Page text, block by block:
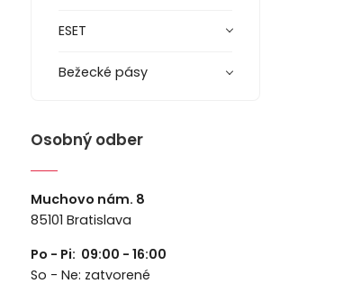
ESET
Bežecké pásy
Osobný odber
Muchovo nám. 8
85101 Bratislava
Po - Pi: 09:00 - 16:00
So - Ne: zatvorené